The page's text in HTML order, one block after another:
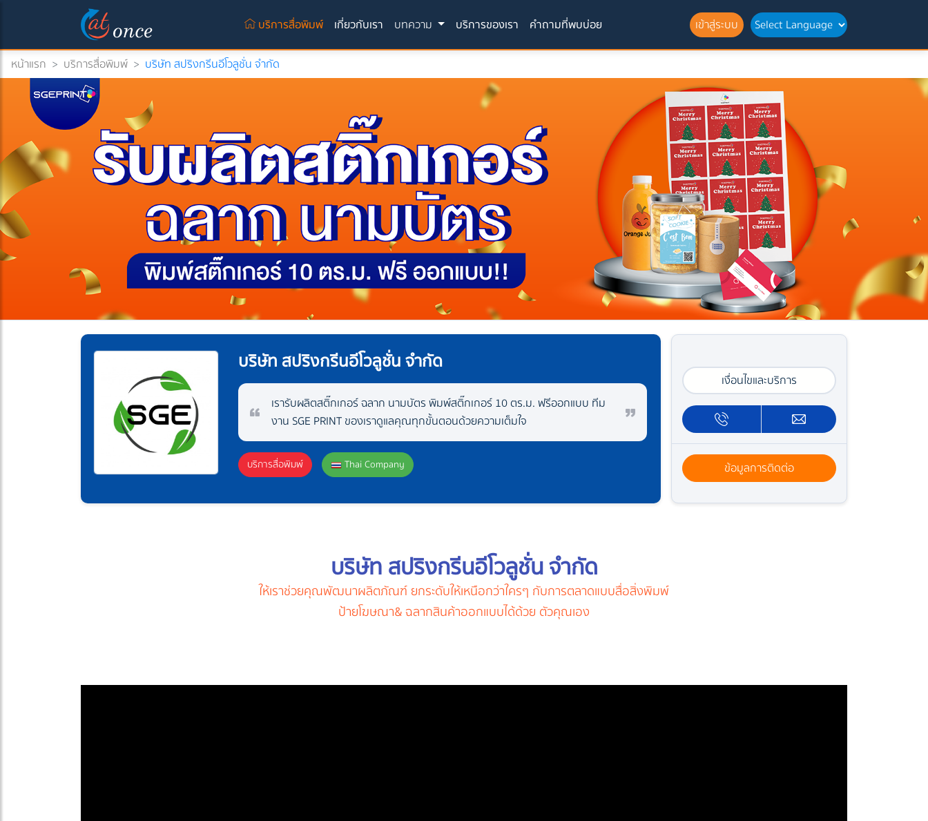
บริการสื่อพิมพ์(current)
เกี่ยวกับเรา บทความ บริการของเรา คำถามที่พบบ่อย เข้าสู่ระบบ
หน้าแรก > บริการสื่อพิมพ์ > บริษัท สปริงกรีนอีโวลูชั่น จำกัด
บริษัท สปริงกรีนอีโวลูชั่น จำกัด
เรารับผลิตสติ๊กเกอร์ ฉลาก นามบัตร พิมพ์สติ๊กเกอร์ 10 ตร.ม. ฟรีออกแบบ ทีม
งาน SGE PRINT ของเราดูแลคุณทุกขั้นตอนด้วยความเต็มใจ
บริการสื่อพิมพ์ Thai Company
เงื่อนไขและบริการ
ข้อมูลการติดต่อ
บริษัท สปริงกรีนอีโวลูชั่น จำกัด
ให้เราช่วยคุณพัฒนาผลิตภัณฑ์ ยกระดับให้เหนือกว่าใครๆ กับการตลาดแบบสื่อสิ่งพิมพ์
ป้ายโฆษณา& ฉลากสินค้าออกแบบได้ด้วย ตัวคุณเอง